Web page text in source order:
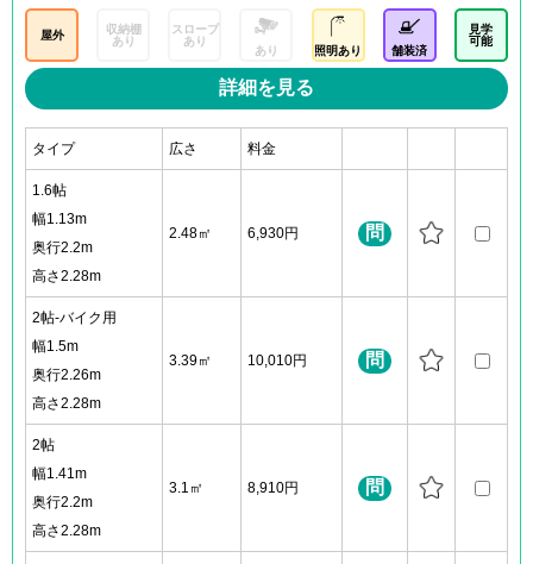
屋外
収納棚
あり
スロープ
あり
あり 照明あり 舗装済
見学
可能
詳細を見る
タイプ 広さ 料金
1.6帖
幅1.13m
奥行2.2m
高さ2.28m
2.48㎡ 6,930円 問
2帖-バイク用
幅1.5m
奥行2.26m
高さ2.28m
3.39㎡ 10,010円 問
2帖
幅1.41m
奥行2.2m
高さ2.28m
3.1㎡ 8,910円 問